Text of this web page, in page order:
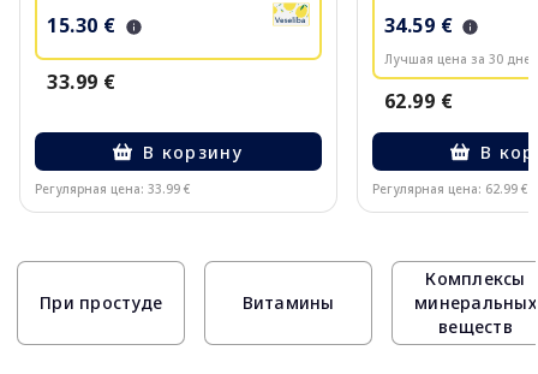
15.30 €
33.99 €
В корзину
Регулярная цена: 33.99 €
34.59 €
Лучшая цена за 30
62.99 €
В
Регулярная цена: 62.99 €
При простуде Витамины
Комплексы
минеральных
веществ